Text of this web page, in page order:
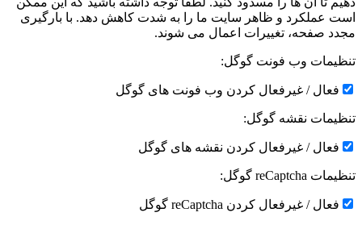
است عملکرد و ظاهر سایت ما را به شدت کاهش دهد. با بارگیری
مجدد صفحه، تغییرات اعمال می شوند.
تنظیمات وب فونت گوگل:
فعال / غیرفعال کردن وب فونت های گوگل
تنظیمات نقشه گوگل:
فعال / غیرفعال کردن نقشه های گوگل
تنظیمات reCaptcha گوگل:
فعال / غیرفعال کردن reCaptcha گوگل